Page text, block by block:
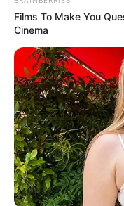
Films To Make You
Cinema